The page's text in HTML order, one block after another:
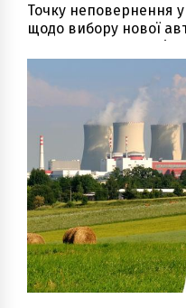
Точку неповернення
щодо вибору нової
Розмови тривали
влітку у рік перед
придбали
одразу почала
варто замінити його
Skoda Octavia на
міську «електричку».